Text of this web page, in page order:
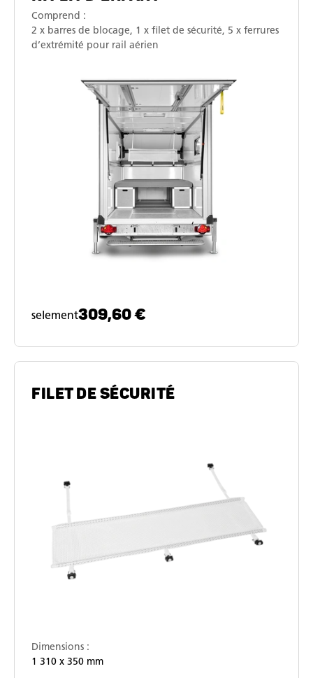
Comprend :
2 x barres de blocage, 1 x filet de sécurité, 5 x ferrures
d’extrémité pour rail aérien
selement309,60 €
FILET DE SÉCURITÉ
Dimensions :
1 310 x 350 mm